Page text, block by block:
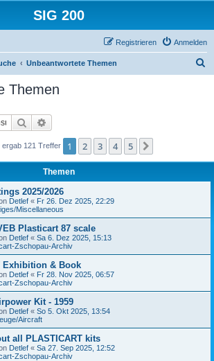
SIG 200
Anmelden
Registrieren
Unbeantwortete Themen
Themen
Suche
ergab 121 Treffer 1 2 3 4 5
Themen
2025/2026
Detlef « Fr 26. Dez 2025, 22:29
Miscellaneous
Plasticart 87 scale
Detlef « Sa 6. Dez 2025, 15:13
Zschopau-Archiv
Exhibition & Book
Detlef « Fr 28. Nov 2025, 06:57
Zschopau-Archiv
Kit - 1959
Detlef « So 5. Okt 2025, 13:54
Aircraft
all PLASTICART kits
Detlef « Sa 27. Sep 2025, 12:52
Zschopau-Archiv